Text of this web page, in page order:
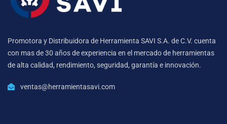
Promotora y Distribuidora de Herramienta SAVI S.A. de C.V. cuenta
con mas de 30 años de experiencia en el mercado de herramientas
de alta calidad, rendimiento, seguridad, garantía e innovación.
ventas@herramientasavi.com